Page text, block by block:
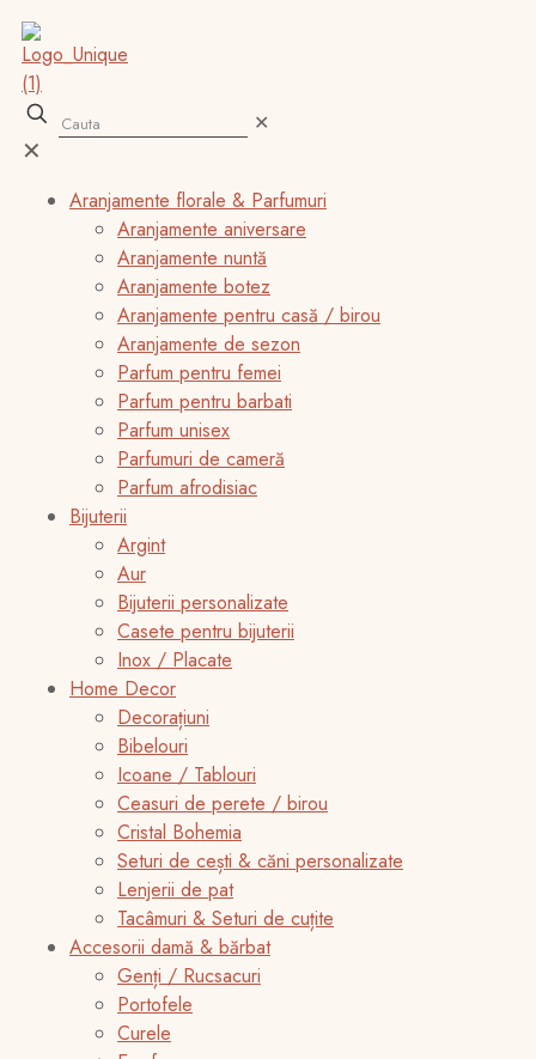
✕
✕
Aranjamente florale & Parfumuri
Aranjamente aniversare
Aranjamente nuntă
Aranjamente botez
Aranjamente pentru casă / birou
Aranjamente de sezon
Parfum pentru femei
Parfum pentru barbati
Parfum unisex
Parfumuri de cameră
Parfum afrodisiac
Bijuterii
Argint
Aur
Bijuterii personalizate
Casete pentru bijuterii
Inox / Placate
Home Decor
Decorațiuni
Bibelouri
Icoane / Tablouri
Ceasuri de perete / birou
Cristal Bohemia
Seturi de cești & căni personalizate
Lenjerii de pat
Tacâmuri & Seturi de cuțite
Accesorii damă & bărbat
Genți / Rucsacuri
Portofele
Curele